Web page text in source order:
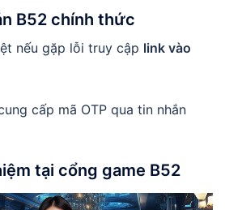
B52 chính thức
nếu gặp lỗi truy cập link vào
cấp mã OTP qua tin nhắn
tại cổng game B52